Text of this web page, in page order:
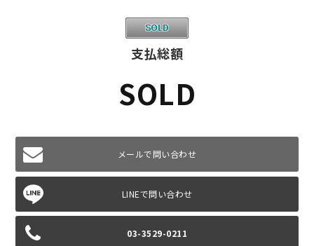
支払総額
SOLD
メールで問い合わせ
03-3529-0211